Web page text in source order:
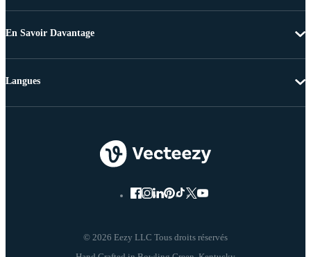
En Savoir Davantage
© 2026 Eezy LLC Tous droits réservés
Langues